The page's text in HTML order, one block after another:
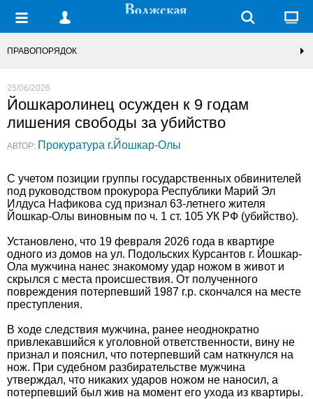
ПРАВОПОРЯДОК
25/06/2026
Йошкаролинец осужден к 9 годам
лишения свободы за убийство
АВТОР: Прокуратура г.Йошкар-Олы
С учетом позиции группы государственных обвинителей
под руководством прокурора Республики Марий Эл
Илдуса Нафикова суд признал 63-летнего жителя
Йошкар-Олы виновным по ч. 1 ст. 105 УК РФ (убийство).
Установлено, что 19 февраля 2026 года в квартире
одного из домов на ул. Подольских Курсантов г. Йошкар-
Ола мужчина нанес знакомому удар ножом в живот и
скрылся с места происшествия. От полученного
повреждения потерпевший 1987 г.р. скончался на месте
преступления.
В ходе следствия мужчина, ранее неоднократно
привлекавшийся к уголовной ответственности, вину не
признал и пояснил, что потерпевший сам наткнулся на
нож. При судебном разбирательстве мужчина
утверждал, что никаких ударов ножом не наносил, а
потерпевший был жив на момент его ухода из квартиры.